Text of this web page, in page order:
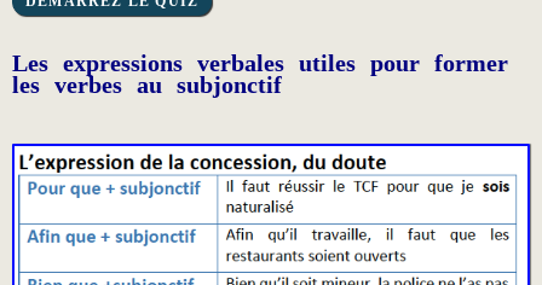
Les expressions verbales utiles pour former
les verbes au subjonctif